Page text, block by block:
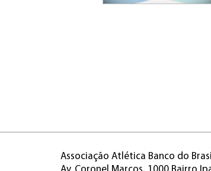
Associação Atlética Banco do